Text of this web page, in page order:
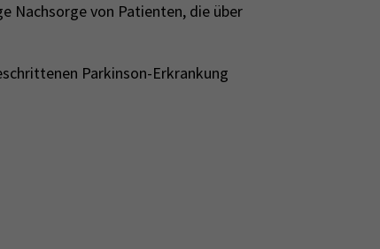
Nachsorge von Patienten, die über
Parkinson-Erkrankung